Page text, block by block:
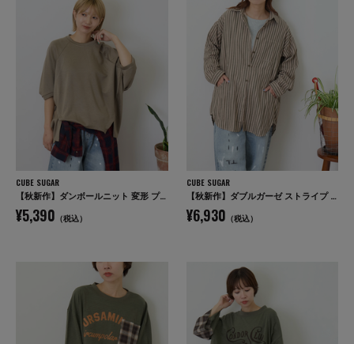
CUBE SUGAR
【秋新作】ダンボールニット 変形 プルオーバー
¥5,390 （税込）
CUBE SUGAR
【秋新作】ダブルガーゼ ストライプ ビッグシャツ
¥6,930 （税込）